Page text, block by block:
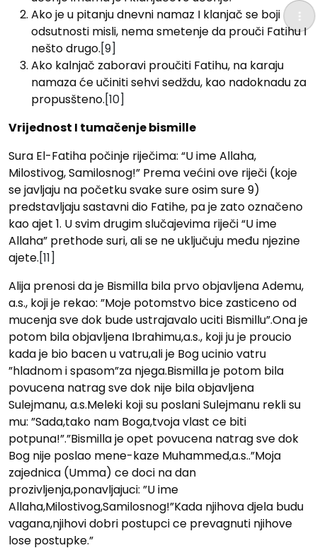
Ako je u pitanju dnevni namaz I klanjač se boji
odsutnosti misli, nema smetenje da prouči Fatihu I
nešto drugo.[9]
Ako kalnjač zaboravi proučiti Fatihu, na karaju
namaza će učiniti sehvi sedždu, kao nadoknadu za
propusšteno.[10]
Vrijednost I tumačenje bismille
Sura El-Fatiha počinje riječima: “U ime Allaha,
Milostivog, Samilosnog!” Prema većini ove riječi (koje
se javljaju na početku svake sure osim sure 9)
predstavljaju sastavni dio Fatihe, pa je zato označeno
kao ajet 1. U svim drugim slučajevima riječi “U ime
Allaha” prethode suri, ali se ne uključuju među njezine
ajete.[11]
Alija prenosi da je Bismilla bila prvo objavljena Ademu,
a.s., koji je rekao: ”Moje potomstvo bice zasticeno od
mucenja sve dok bude ustrajavalo uciti Bismillu”.Ona je
potom bila objavljena Ibrahimu,a.s., koji ju je proucio
kada je bio bacen u vatru,ali je Bog ucinio vatru
”hladnom i spasom”za njega.Bismilla je potom bila
povucena natrag sve dok nije bila objavljena
Sulejmanu, a.s.Meleki koji su poslani Sulejmanu rekli su
mu: ”Sada,tako nam Boga,tvoja vlast ce biti
potpuna!”.”Bismilla je opet povucena natrag sve dok
Bog nije poslao mene-kaze Muhammed,a.s..”Moja
zajednica (Umma) ce doci na dan
prozivljenja,ponavljajuci: ”U ime
Allaha,Milostivog,Samilosnog!”Kada njihova djela budu
vagana,njihovi dobri postupci ce prevagnuti njihove
lose postupke.”